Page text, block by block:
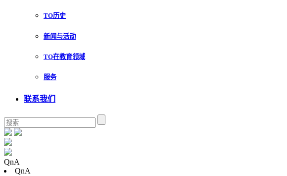
TO历史
新闻与活动
TO在教育领域
服务
联系我们
QnA
QnA